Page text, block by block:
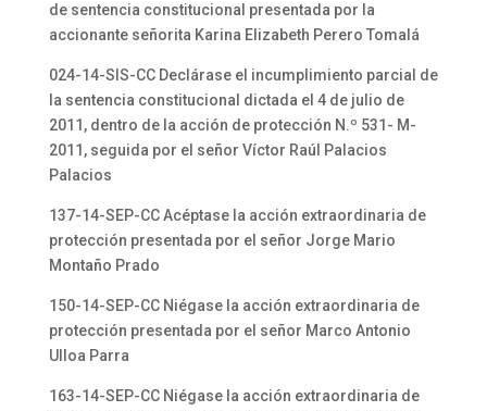
de sentencia constitucional presentada por la
accionante señorita Karina Elizabeth Perero Tomalá
024-14-SIS-CC Declárase el incumplimiento parcial de
la sentencia constitucional dictada el 4 de julio de
2011, dentro de la acción de protección N.º 531- M-
2011, seguida por el señor Víctor Raúl Palacios
Palacios
137-14-SEP-CC Acéptase la acción extraordinaria de
protección presentada por el señor Jorge Mario
Montaño Prado
150-14-SEP-CC Niégase la acción extraordinaria de
protección presentada por el señor Marco Antonio
Ulloa Parra
163-14-SEP-CC Niégase la acción extraordinaria de